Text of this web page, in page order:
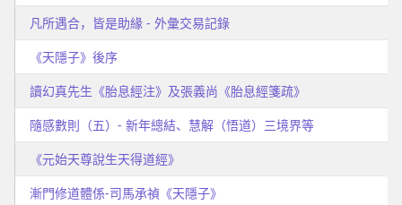
凡所遇合，皆是助緣 - 外彙交易記錄
《天隱子》後序
讀幻真先生《胎息經注》及張義尚《胎息經箋疏》
隨感數則（五）- 新年總結、慧解（悟道）三境界等
《元始天尊說生天得道經》
漸門修道體係-司馬承禎《天隱子》